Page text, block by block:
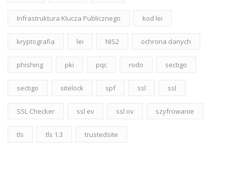
Infrastruktura Klucza Publicznego kod lei
kryptografia lei NIS2 ochrona danych
phishing pki pqc rodo sectigo
sectigo sitelock spf ssl ssl
SSL Checker ssl ev ssl ov szyfrowanie
tls tls 1.3 trustedsite